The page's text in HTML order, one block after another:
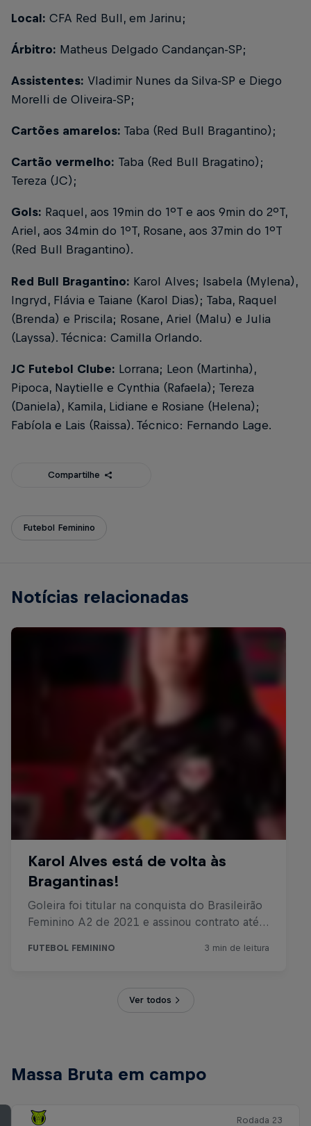
Local: CFA Red Bull, em Jarinu;
Árbitro: Matheus Delgado Candançan-SP;
Assistentes: Vladimir Nunes da Silva-SP e Diego
Morelli de Oliveira-SP;
Cartões amarelos: Taba (Red Bull Bragantino);
Cartão vermelho: Taba (Red Bull Bragatino);
Tereza (JC);
Gols: Raquel, aos 19min do 1ºT e aos 9min do 2ºT,
Ariel, aos 34min do 1ºT, Rosane, aos 37min do 1ºT
(Red Bull Bragantino).
Red Bull Bragantino: Karol Alves; Isabela (Mylena),
Ingryd, Flávia e Taiane (Karol Dias); Taba, Raquel
(Brenda) e Priscila; Rosane, Ariel (Malu) e Julia
(Layssa). Técnica: Camilla Orlando.
JC Futebol Clube: Lorrana; Leon (Martinha),
Pipoca, Naytielle e Cynthia (Rafaela); Tereza
(Daniela), Kamila, Lidiane e Rosiane (Helena);
Fabíola e Lais (Raissa). Técnico: Fernando Lage.
Compartilhe
Futebol Feminino
Notícias relacionadas
Ver todos
Massa Bruta em campo
Rodada 23